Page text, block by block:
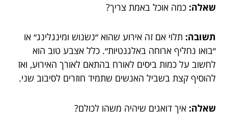
שאלה: כמה אוכל באמת צריך?
תשובה: תלוי אם זה אירוע שהוא ״נשנוש ומינגלינג״ או
״בואו נחליף ארוחה באלגנטיות״. כלל אצבע טוב הוא
לחשוב על כמות ביסים לאורח בהתאם לאורך האירוע, ואז
להוסיף קצת בשביל האנשים שתמיד חוזרים לסיבוב שני.
שאלה: איך דואגים שיהיה משהו לכולם?